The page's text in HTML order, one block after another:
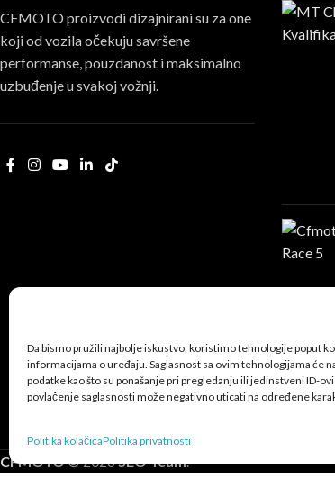
Da bismo pružili najbolje iskustvo, koristimo tehnologije poput
informacijama o uređaju. Saglasnost sa ovim tehnologijama će
podatke kao što su ponašanje pri pregledanju ili jedinstveni ID-
povlačenje saglasnosti može negativno uticati na određene
Politika kolačićaPolitika privatnosti
CFMOTO proizvodi dizajnirani su za one
koji od vozila očekuju savršene
performanse, pouzdanost i maksimalno
uzbuđenje u svakoj vožnji.
CFMOTO© 2026SEO Team.